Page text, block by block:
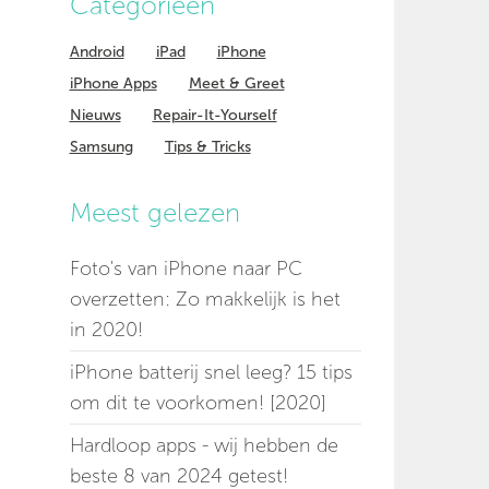
Android iPad
iPhone
iPhone Apps
Meet & Greet
Nieuws
Repair-It-Yourself
Samsung
Tips & Tricks
Meest gelezen
Foto's van iPhone naar PC
overzetten: Zo makkelijk is het
in 2020!
iPhone batterij snel leeg? 15 tips
om dit te voorkomen! [2020]
Hardloop apps - wij hebben de
beste 8 van 2024 getest!